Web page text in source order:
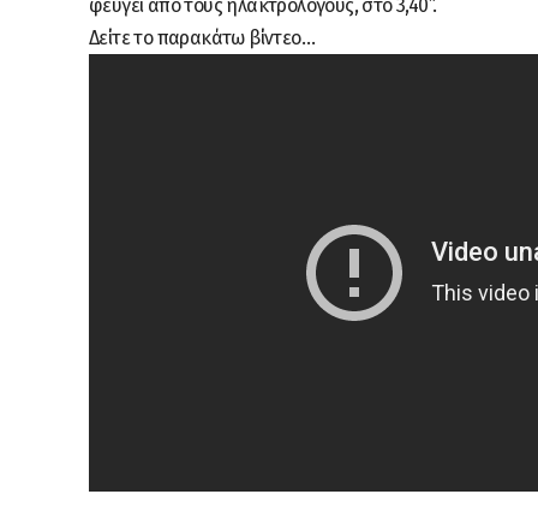
φεύγει από τους ηλακτρολόγους, στο 3,40”.
Δείτε το παρακάτω βίντεο…